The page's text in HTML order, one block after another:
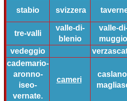
stabio svizzera
tre-valli
valle-di-
blenio
valle-
muggio
vedeggio
cademario-
aronno-
iseo-
vernate.
cameri